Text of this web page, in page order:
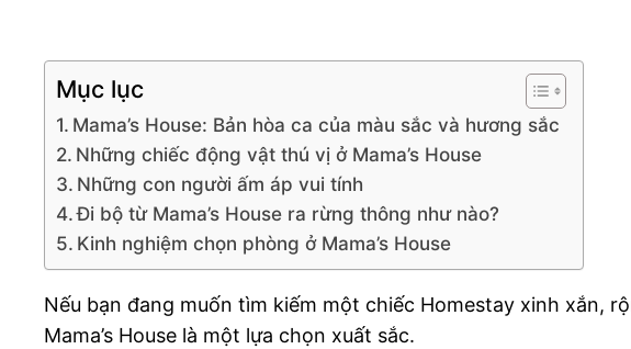
Mục lục
Mama’s House: Bản hòa ca của màu sắc và hương sắc
Những chiếc động vật thú vị ở Mama’s House
Những con người ấm áp vui tính
Đi bộ từ Mama’s House ra rừng thông như nào?
Kinh nghiệm chọn phòng ở Mama’s House
Nếu bạn đang muốn tìm kiếm một chiếc Homestay xinh xắn,
Mama’s House là một lựa chọn xuất sắc.